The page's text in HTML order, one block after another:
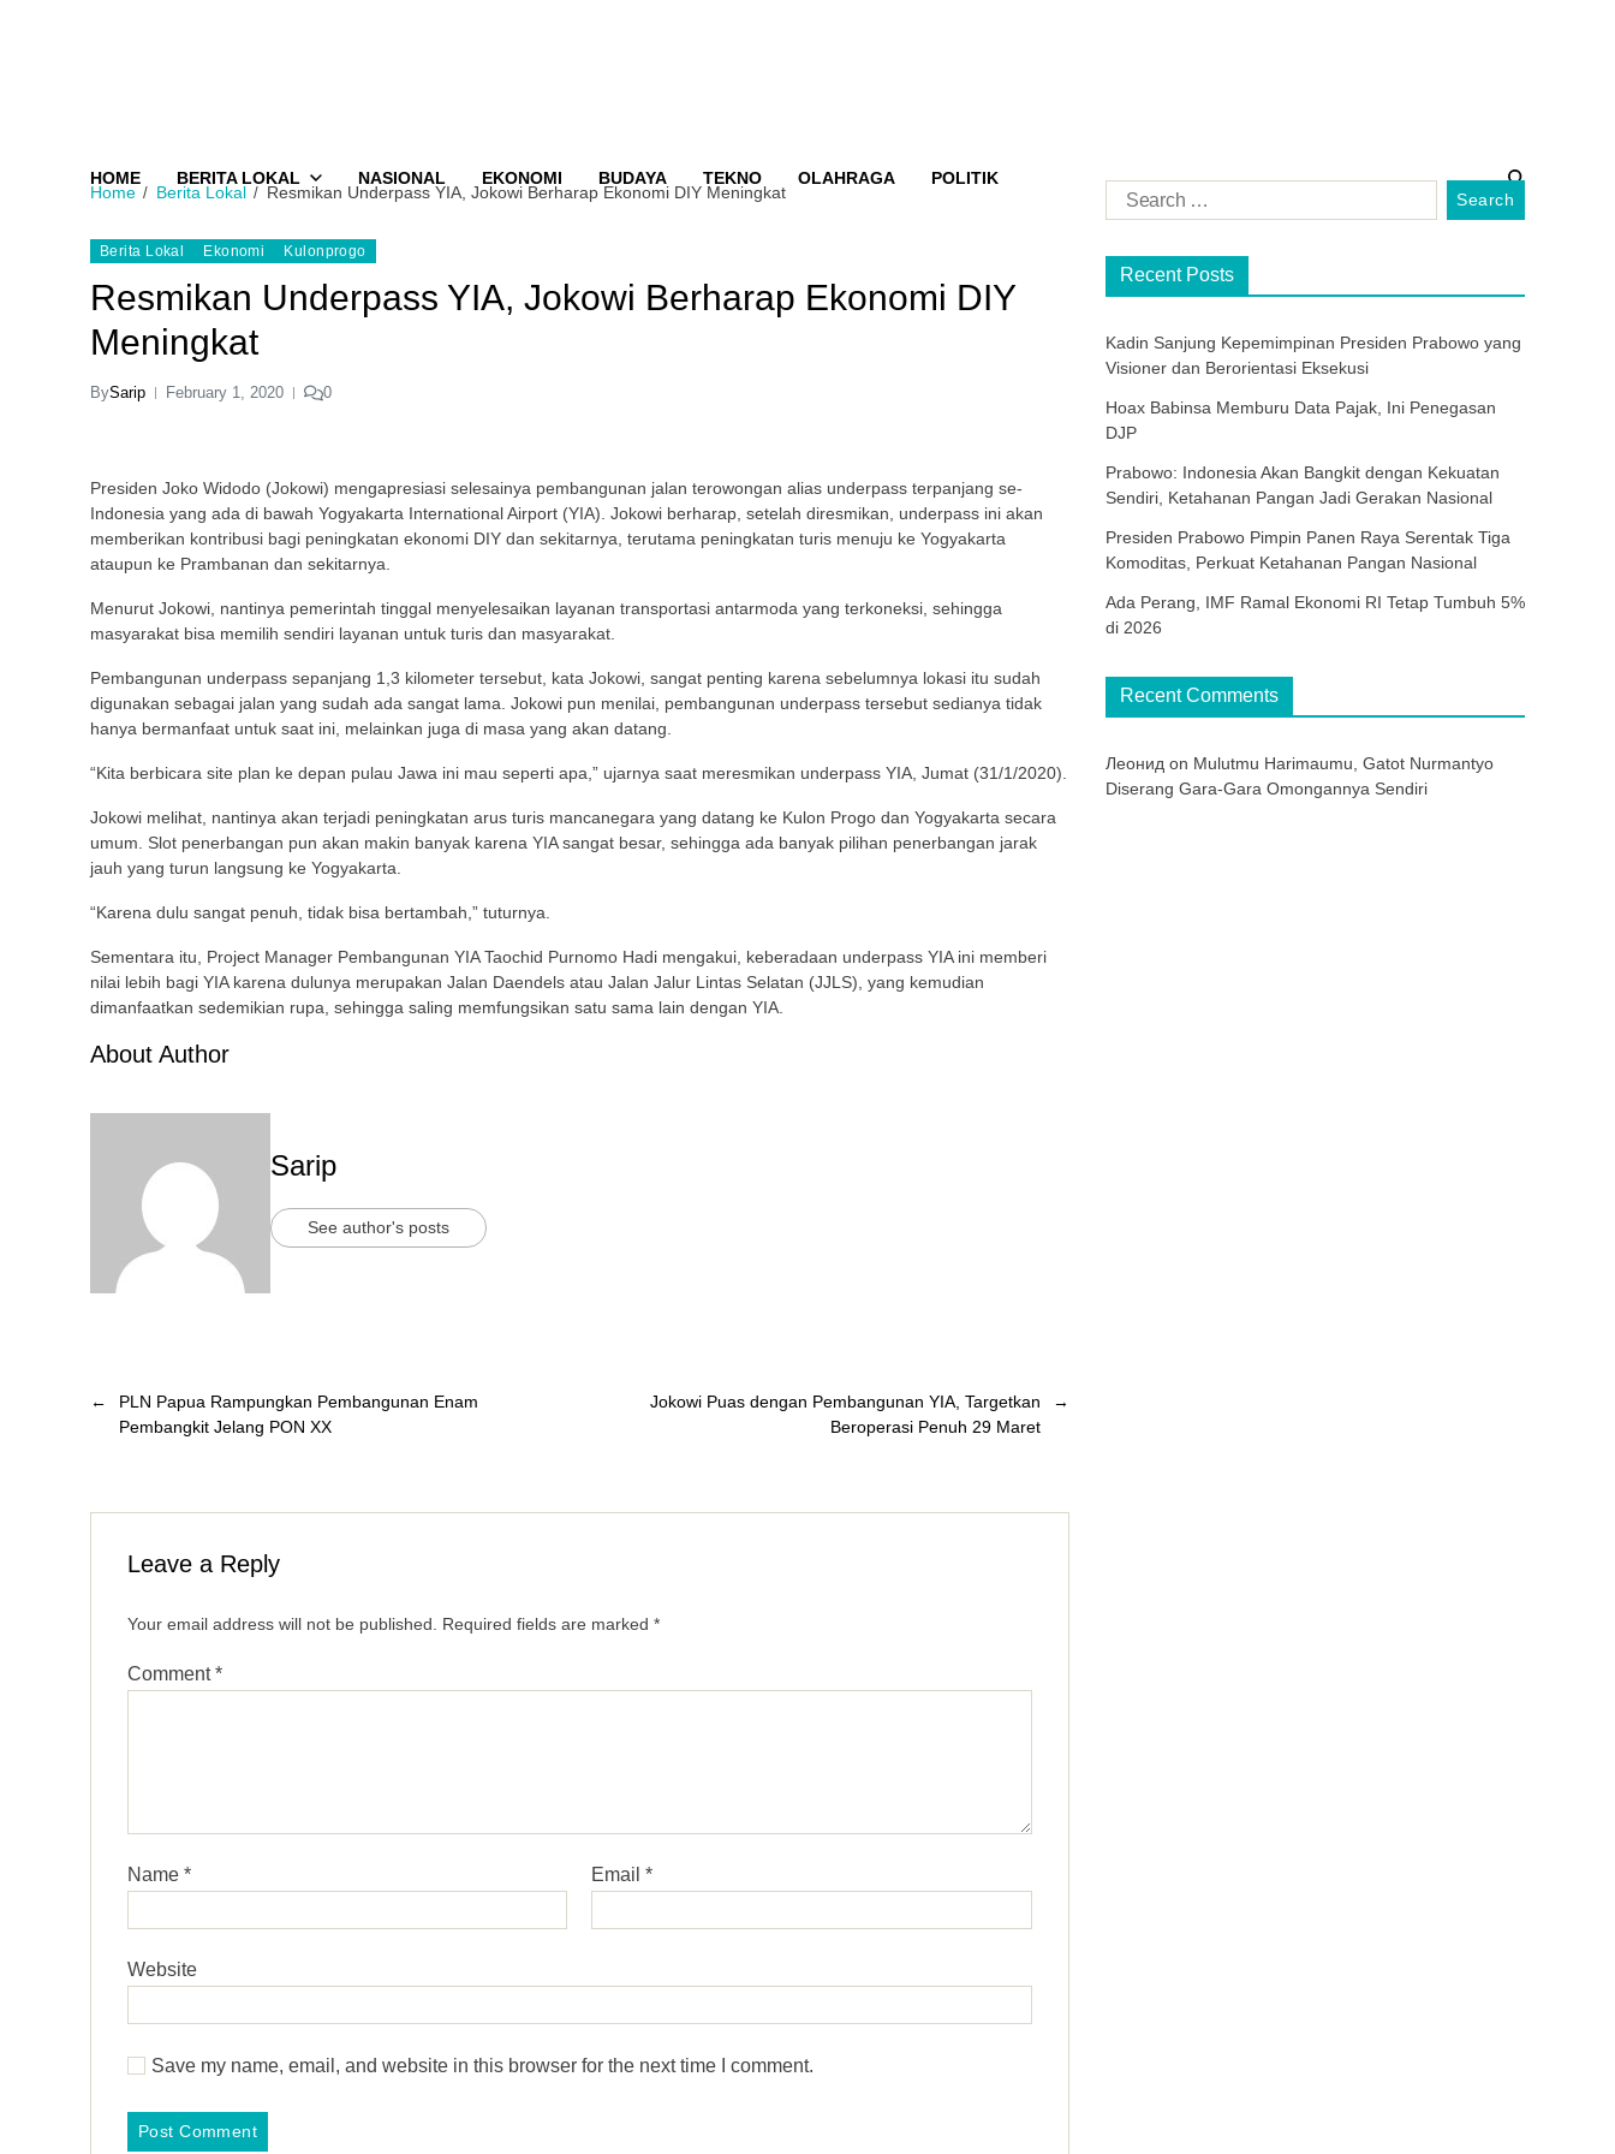
HOME BERITA LOKAL NASIONAL EKONOMI BUDAYA TEKNO OLAHRAGA POLITIK
Home Berita Lokal Resmikan Underpass YIA, Jokowi Berharap Ekonomi DIY Meningkat
Berita Lokal Ekonomi Kulonprogo
Resmikan Underpass YIA, Jokowi Berharap Ekonomi DIY
Meningkat
BySarip February 1, 2020 0
Presiden Joko Widodo (Jokowi) mengapresiasi selesainya pembangunan jalan terowongan alias underpass terpanjang se-
Indonesia yang ada di bawah Yogyakarta International Airport (YIA). Jokowi berharap, setelah diresmikan, underpass ini akan
memberikan kontribusi bagi peningkatan ekonomi DIY dan sekitarnya, terutama peningkatan turis menuju ke Yogyakarta
ataupun ke Prambanan dan sekitarnya.
Menurut Jokowi, nantinya pemerintah tinggal menyelesaikan layanan transportasi antarmoda yang terkoneksi, sehingga
masyarakat bisa memilih sendiri layanan untuk turis dan masyarakat.
Pembangunan underpass sepanjang 1,3 kilometer tersebut, kata Jokowi, sangat penting karena sebelumnya lokasi itu sudah
digunakan sebagai jalan yang sudah ada sangat lama. Jokowi pun menilai, pembangunan underpass tersebut sedianya tidak
hanya bermanfaat untuk saat ini, melainkan juga di masa yang akan datang.
“Kita berbicara site plan ke depan pulau Jawa ini mau seperti apa,” ujarnya saat meresmikan underpass YIA, Jumat (31/1/2020).
Jokowi melihat, nantinya akan terjadi peningkatan arus turis mancanegara yang datang ke Kulon Progo dan Yogyakarta secara
umum. Slot penerbangan pun akan makin banyak karena YIA sangat besar, sehingga ada banyak pilihan penerbangan jarak
jauh yang turun langsung ke Yogyakarta.
“Karena dulu sangat penuh, tidak bisa bertambah,” tuturnya.
Sementara itu, Project Manager Pembangunan YIA Taochid Purnomo Hadi mengakui, keberadaan underpass YIA ini memberi
nilai lebih bagi YIA karena dulunya merupakan Jalan Daendels atau Jalan Jalur Lintas Selatan (JJLS), yang kemudian
dimanfaatkan sedemikian rupa, sehingga saling memfungsikan satu sama lain dengan YIA.
About Author
Sarip
See author's posts
←
PLN Papua Rampungkan Pembangunan Enam
Pembangkit Jelang PON XX
→
Jokowi Puas dengan Pembangunan YIA, Targetkan
Beroperasi Penuh 29 Maret
Leave a Reply
Your email address will not be published. Required fields are marked *
Comment*
Name * Email*
Website
Save my name, email, and website in this browser for the next time I comment.
Recent Posts
Kadin Sanjung Kepemimpinan Presiden Prabowo yang
Visioner dan Berorientasi Eksekusi
Hoax Babinsa Memburu Data Pajak, Ini Penegasan
DJP
Prabowo: Indonesia Akan Bangkit dengan Kekuatan
Sendiri, Ketahanan Pangan Jadi Gerakan Nasional
Presiden Prabowo Pimpin Panen Raya Serentak Tiga
Komoditas, Perkuat Ketahanan Pangan Nasional
Ada Perang, IMF Ramal Ekonomi RI Tetap Tumbuh 5%
di 2026
Recent Comments
Леонид on Mulutmu Harimaumu, Gatot Nurmantyo
Diserang Gara-Gara Omongannya Sendiri